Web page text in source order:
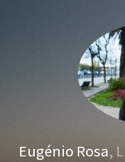
Eugénio Rosa,